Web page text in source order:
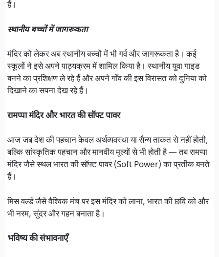
हैं।
स्थानीय बच्चों में जागरूकता
मंदिर को लेकर अब स्थानीय बच्चों में भी गर्व और जागरूकता है। कई
स्कूलों ने इसे अपने पाठ्यक्रम में शामिल किया है। स्थानीय युवा गाइड
बनने का प्रशिक्षण ले रहे हैं और अपने गाँव की इस विरासत को दुनिया को
दिखाने का सपना देख रहे हैं।
रामप्पा मंदिर और भारत की सॉफ्ट पावर
आज जब देश की पहचान केवल अर्थव्यवस्था या सैन्य ताकत से नहीं होती,
बल्कि सांस्कृतिक पहचान और मानवीय मूल्यों से भी होती है — तब रामप्पा
मंदिर जैसे स्थल भारत की सॉफ्ट पावर (Soft Power) का प्रतीक बनते
हैं।
मिस वर्ल्ड जैसे वैश्विक मंच पर इस मंदिर को लाना, भारत की छवि को और
भी नरम, सुंदर और गहन बनाता है।
भविष्य की संभावनाएँ